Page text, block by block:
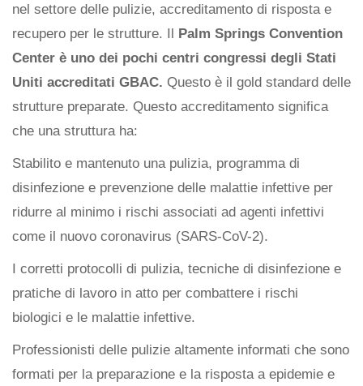
nel settore delle pulizie, accreditamento di risposta e
recupero per le strutture. Il Palm Springs Convention
Center è uno dei pochi centri congressi degli Stati
Uniti accreditati GBAC. Questo è il gold standard delle
strutture preparate. Questo accreditamento significa
che una struttura ha:
Stabilito e mantenuto una pulizia, programma di
disinfezione e prevenzione delle malattie infettive per
ridurre al minimo i rischi associati ad agenti infettivi
come il nuovo coronavirus (SARS-CoV-2).
I corretti protocolli di pulizia, tecniche di disinfezione e
pratiche di lavoro in atto per combattere i rischi
biologici e le malattie infettive.
Professionisti delle pulizie altamente informati che sono
formati per la preparazione e la risposta a epidemie e